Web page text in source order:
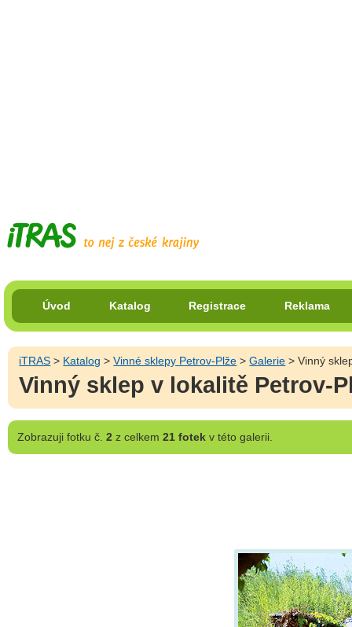
Úvod Katalog Registrace Reklama
iTRAS > Katalog >Vinné sklepy Petrov-Plže >Galerie > Vinný
Vinný sklep v lokalitě Petrov-
Zobrazujifotku č. 2 z celkem 21 fotekv této galerii.